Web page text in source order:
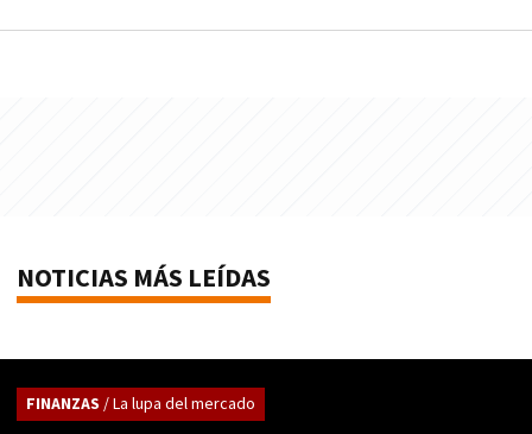
NOTICIAS MÁS LEÍDAS
FINANZAS / La lupa del mercado